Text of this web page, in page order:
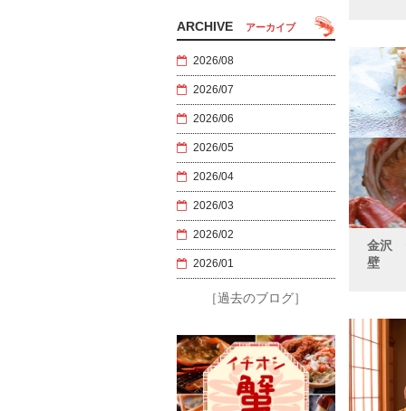
金沢
壁
ARCHIVE アーカイブ
2026/08
2026/07
2026/06
2026/05
2026/04
2026/03
2026/02
2026/01
［過去のブログ］